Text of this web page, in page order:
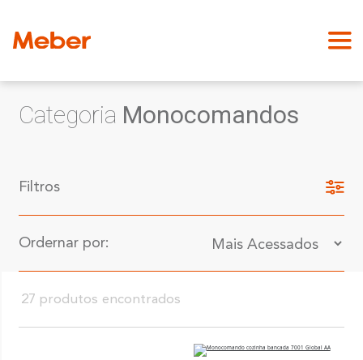
Categoria Monocomandos
Filtros
27 produtos encontrados
Ordernar por: